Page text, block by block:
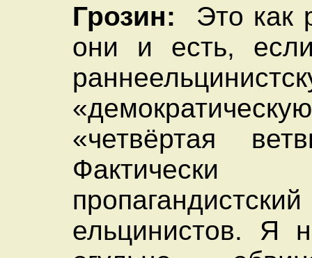
Грозин: Это как
они и есть,
«четвёртая
ельцинистов. Я